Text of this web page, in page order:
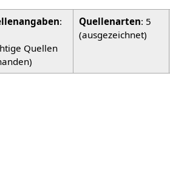
:
Quellen
Quellenarten: 5
(ausgezeichnet)